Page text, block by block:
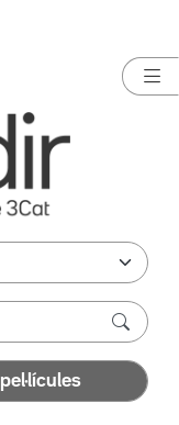
pel·lícules